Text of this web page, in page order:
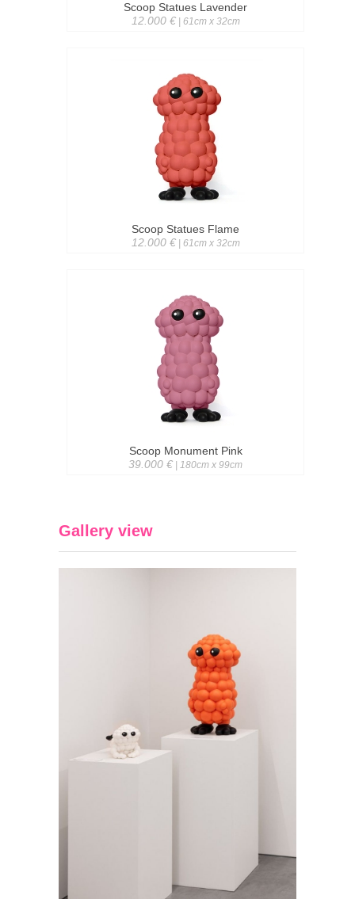
Scoop Statues Lavender
12.000 €| 61cm x 32cm
Scoop Statues Flame
12.000 €| 61cm x 32cm
Scoop Monument Pink
39.000 € | 180cm x 99cm
Gallery view